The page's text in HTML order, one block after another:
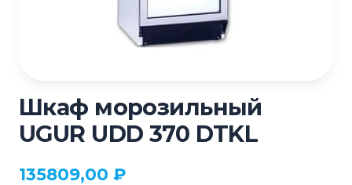
Шкаф морозильный
UGUR UDD 370 DTKL
135809,00 ₽